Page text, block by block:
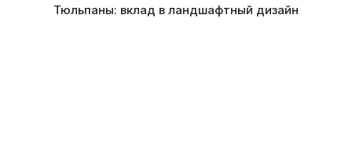
Тюльпаны: вклад в ландшафтный дизайн